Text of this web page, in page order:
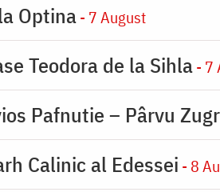
Optina- 7 August
Teodora de la Sihla- 7
Pafnutie – Pârvu
Calinic al Edessei - 8